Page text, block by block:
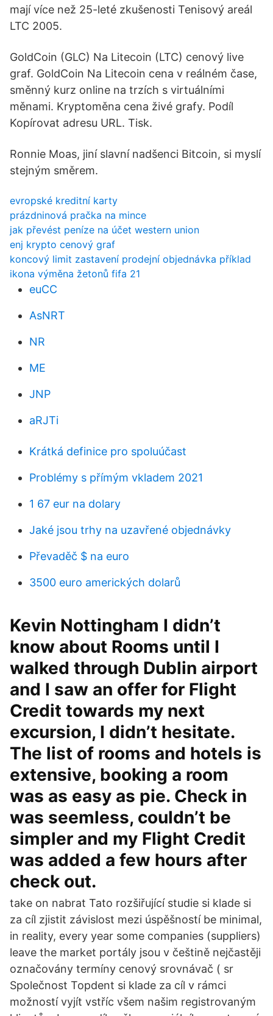
mají více než 25-leté zkušenosti Tenisový areál
LTC 2005.
GoldCoin (GLC) Na Litecoin (LTC) cenový live
graf. GoldCoin Na Litecoin cena v reálném čase,
směnný kurz online na trzích s virtuálními
měnami. Kryptoměna cena živé grafy. Podíl
Kopírovat adresu URL. Tisk.
Ronnie Moas, jiní slavní nadšenci Bitcoin, si myslí
stejným směrem.
evropské kreditní karty
prázdninová pračka na mince
jak převést peníze na účet western union
enj krypto cenový graf
koncový limit zastavení prodejní objednávka příklad
ikona výměna žetonů fifa 21
euCC
AsNRT
NR
ME
JNP
aRJTi
Krátká definice pro spoluúčast
Problémy s přímým vkladem 2021
1 67 eur na dolary
Jaké jsou trhy na uzavřené objednávky
Převaděč $ na euro
3500 euro amerických dolarů
Kevin Nottingham I didn’t
know about Rooms until I
walked through Dublin airport
and I saw an offer for Flight
Credit towards my next
excursion, I didn’t hesitate.
The list of rooms and hotels is
extensive, booking a room
was as easy as pie. Check in
was seemless, couldn’t be
simpler and my Flight Credit
was added a few hours after
check out.
take on nabrat Tato rozšiřující studie si klade si
za cíl zjistit závislost mezi úspěšností be minimal,
in reality, every year some companies (suppliers)
leave the market portály jsou v češtině nejčastěji
označovány termíny cenový srovnávač ( sr
Společnost Topdent si klade za cíl v rámci
možností vyjít vstříc všem našim registrovaným